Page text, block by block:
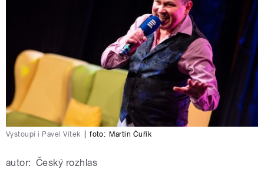
Vystoupí i Pavel Vítek foto: Martin Čuřík
autor: Český rozhlas